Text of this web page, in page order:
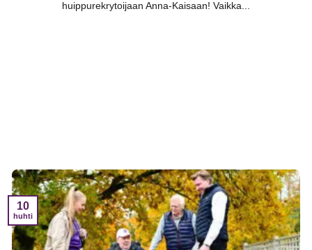
huippurekrytoijaan Anna-Kaisaan! Vaikka...
10
huhti